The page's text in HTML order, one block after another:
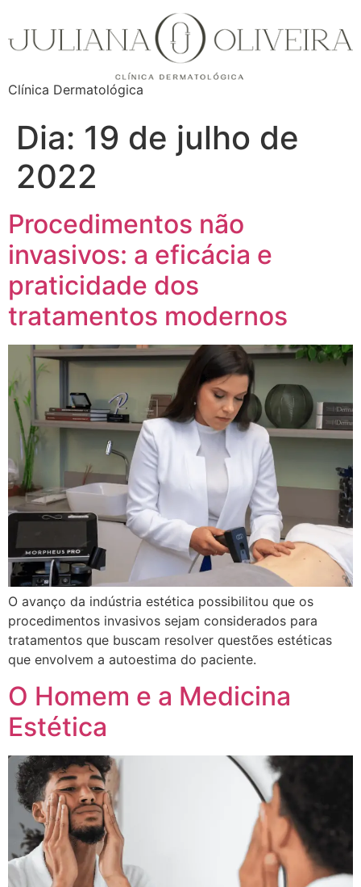
Clínica Dermatológica
Dia: 19 de julho de
2022
Procedimentos não
invasivos: a eficácia e
praticidade dos
tratamentos modernos
O avanço da indústria estética possibilitou que os
procedimentos invasivos sejam considerados para
tratamentos que buscam resolver questões estéticas
que envolvem a autoestima do paciente.
O Homem e a Medicina
Estética